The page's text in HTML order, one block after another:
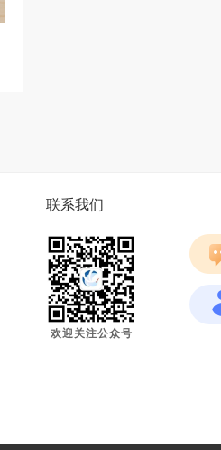
联系我们
欢迎关注公众号